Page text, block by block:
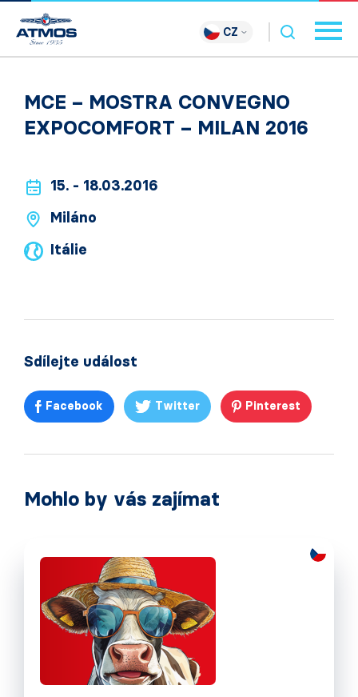
CZ
MCE – MOSTRA CONVEGNO
EXPOCOMFORT – MILAN 2016
15. - 18.03.2016
Miláno
Itálie
Sdílejte událost
Facebook Twitter Pinterest
Mohlo by vás zajímat